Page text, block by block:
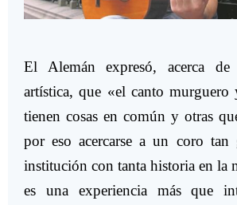
El Alemán expresó, acerca de
artística, que «el canto murguero
tienen cosas en común y otras
por eso acercarse a un coro tan
institución con tanta historia en la
es una experiencia más que